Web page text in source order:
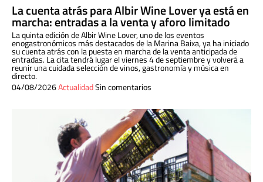
La cuenta atrás para Albir Wine Lover ya está en
marcha: entradas a la venta y aforo limitado
La quinta edición de Albir Wine Lover, uno de los eventos
enogastronómicos más destacados de la Marina Baixa, ya ha iniciado
su cuenta atrás con la puesta en marcha de la venta anticipada de
entradas. La cita tendrá lugar el viernes 4 de septiembre y volverá a
reunir una cuidada selección de vinos, gastronomía y música en
directo.
04/08/2026ActualidadSin comentarios